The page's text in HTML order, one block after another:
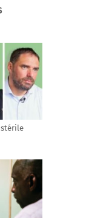
stérile